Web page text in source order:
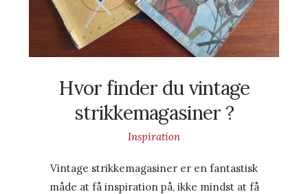
Hvor finder du vintage
strikkemagasiner ?
Inspiration
Vintage strikkemagasiner er en fantastisk
måde at få inspiration på, ikke mindst at få